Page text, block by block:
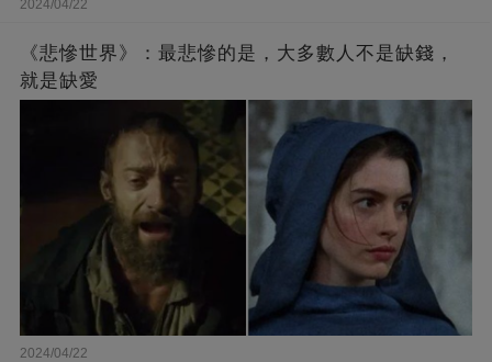
2024/04/22
《悲慘世界》：最悲慘的是，大多數人不是缺錢，
就是缺愛
2024/04/22